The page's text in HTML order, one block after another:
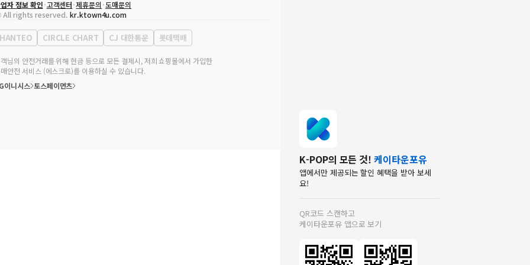
자
송효민
자등록번호
120-87-71116
판매업 신고번호 제2011-서울강남-02223
전화
02-552-9855
자 정보 확인 고객센터 제휴문의 도매문의
rights reserved. kr.ktown4u.com
HANTEO CIRCLE CHART CJ 대한통운 롯데택배
님의 안전거래를 위해 현금 등으로 모든 결제시, 저희 쇼핑몰에서 가입한
안전 서비스 (에스크로)를 이용하실 수 있습니다.
이니시스 토스페이먼츠
K-POP의 모든 것! 케이타운포유
앱에서만 제공되는 할인 혜택을 받아 보세
요!
QR코드 스캔하고
케이타운포유 앱으로 보기